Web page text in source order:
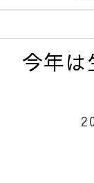
今年は